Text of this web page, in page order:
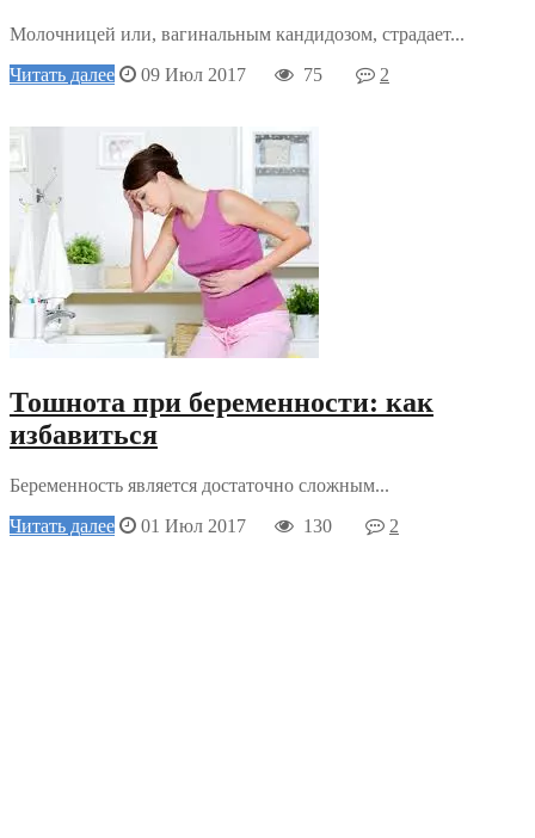
Молочницей или, вагинальным кандидозом, страдает...
Читать далее
09 Июл 2017 75 2
Тошнота при беременности: как
избавиться
Беременность является достаточно сложным...
Читать далее
01 Июл 2017 130 2